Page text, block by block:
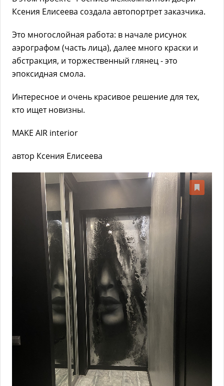
Ксения Елисеева создала автопортрет заказчика.
Это многослойная работа: в начале рисунок
аэрографом (часть лица), далее много краски и
абстракция, и торжественный глянец - это
эпоксидная смола.
Интересное и очень красивое решение для тех,
кто ищет новизны.
MAKE AIR interior
автор Ксения Елисеева